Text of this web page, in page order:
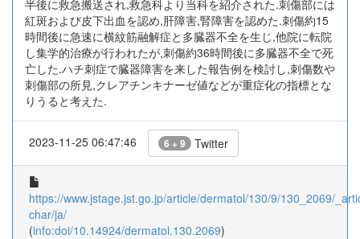
半後に救急搬送され,救急科より当科を紹介された.刺傷部には
紅斑および皮下出血を認め,肝障害,腎障害を認めた.刺傷約15
時間後に急速に横紋筋融解症と多臓器不全を生じ,他院に転院
し集学的治療が行われたが,刺傷約36時間後に多臓器不全で死
亡した.ハチ刺症で臓器障害を来した報告例を検討し,刺傷数や
刺傷部の所見,クレアチンキナーゼ値などが重症化の指標とな
りうると考えた.
2023-11-25 06:47:46 6 + 9 Twitter
https://www.jstage.jst.go.jp/article/dermatol/130/9/130_2069/
char/ja/
(info:doi/10.14924/dermatol.130.2069)